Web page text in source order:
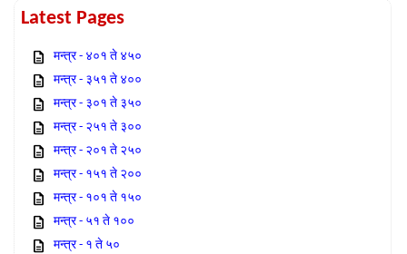
Latest Pages
मन्त्र - ४०१ ते ४५०
मन्त्र - ३५१ ते ४००
मन्त्र - ३०१ ते ३५०
मन्त्र - २५१ ते ३००
मन्त्र - २०१ ते २५०
मन्त्र - १५१ ते २००
मन्त्र - १०१ ते १५०
मन्त्र - ५१ ते १००
मन्त्र - १ ते ५०